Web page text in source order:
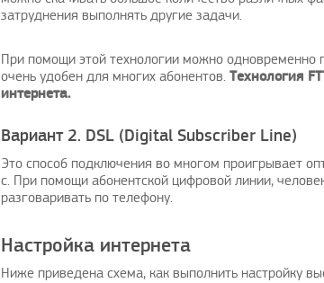
вниманию решение проблем с
AmigoPay.ru | 10.3.2021
затруднения выполнять другие задачи.
При помощи этой технологии можно одновременно
очень удобен для многих абонентов. Технология
интернета.
Вариант 2. DSL (Digital Subscriber Line)
Это способ подключения во многом проигрывает
с. При помощи абонентской цифровой линии,
разговаривать по телефону.
Настройка интернета
Ниже приведена схема, как выполнить настройку